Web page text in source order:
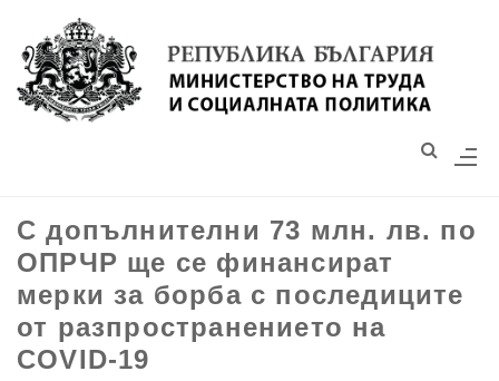
Моля,
обърнете
система
С допълнителни 73 млн. лв. по
ОПРЧР ще се финансират
мерки за борба с последиците
от разпространението на
COVID-19